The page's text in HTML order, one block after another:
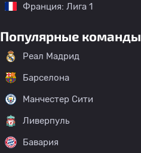
Франция: Лига 1
Популярные команды
Реал Мадрид
Барселона
Манчестер Сити
Ливерпуль
Бавария